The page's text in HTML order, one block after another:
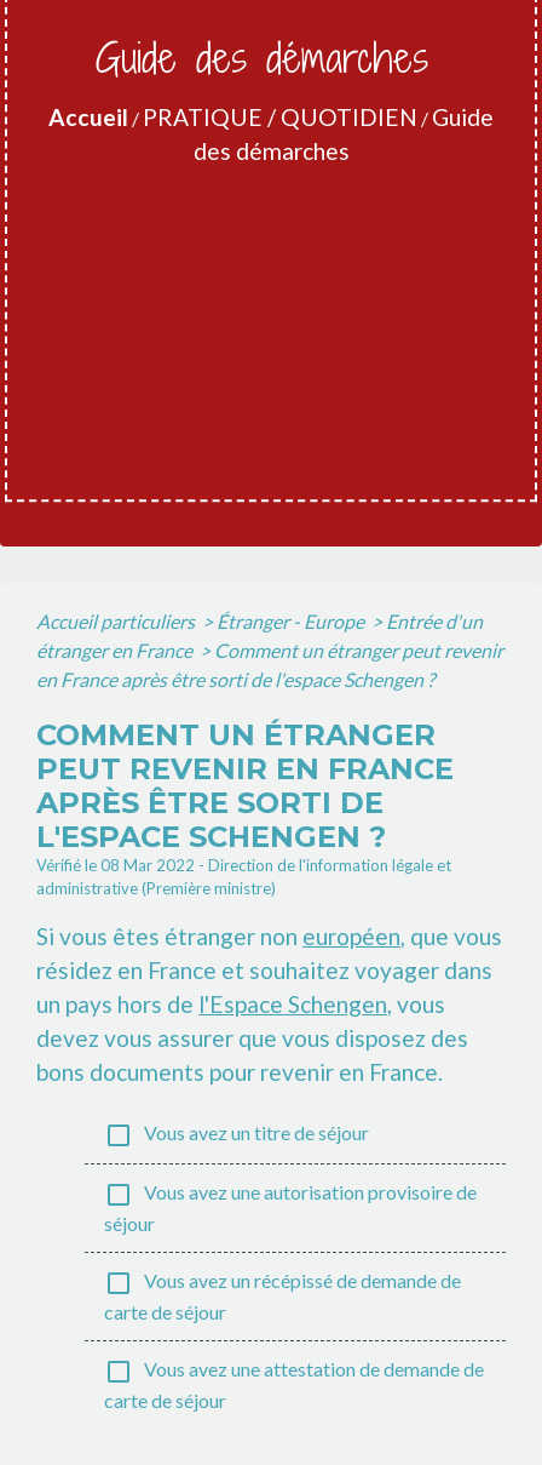
Guide des démarches
Accueil / PRATIQUE / QUOTIDIEN / Guide
des démarches
Accueil particuliers > Étranger - Europe > Entrée d'un
étranger en France > Comment un étranger peut revenir
en France après être sorti de l'espace Schengen ?
COMMENT UN ÉTRANGER
PEUT REVENIR EN FRANCE
APRÈS ÊTRE SORTI DE
L'ESPACE SCHENGEN ?
Vérifié le 08 Mar 2022 - Direction de l'information légale et
administrative (Première ministre)
Si vous êtes étranger non européen , que vous
résidez en France et souhaitez voyager dans
un pays hors de l'Espace Schengen , vous
devez vous assurer que vous disposez des
bons documents pour revenir en France.
check_box_outline_blank Vous avez un titre de séjour
check_box_outline_blank
Vous avez une autorisation provisoire de
séjour
check_box_outline_blank
Vous avez un récépissé de demande de
carte de séjour
check_box_outline_blank
Vous avez une attestation de demande de
carte de séjour